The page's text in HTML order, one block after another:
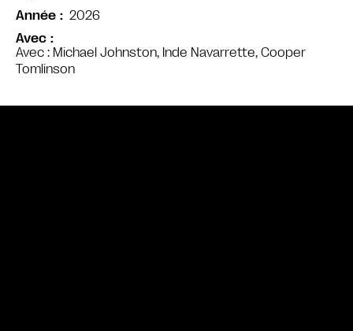
Avec
Avec : Michael Johnston, Inde Navarrette, Cooper
Tomlinson
Année
2026